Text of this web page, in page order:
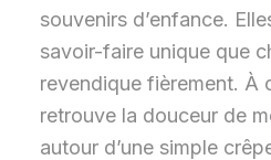
souvenirs d’enfance.
savoir-faire unique que
revendique fièrement. À
retrouve la douceur de
autour d’une simple